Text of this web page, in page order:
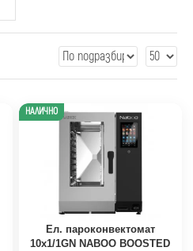
НАЛИЧНО
Ел. пароконвектомат
10х1/1GN NABOO BOOSTED